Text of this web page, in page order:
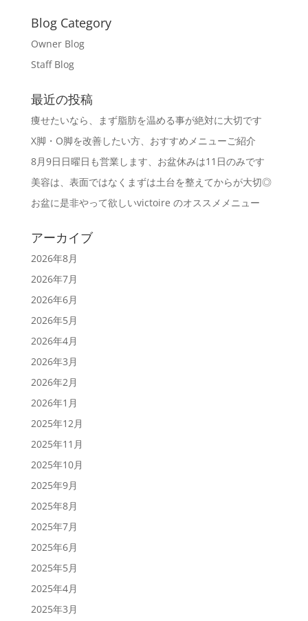
Blog Category
Owner Blog
Staff Blog
最近の投稿
痩せたいなら、まず脂肪を温める事が絶対に大切です
X脚・O脚を改善したい方、おすすめメニューご紹介
8月9日日曜日も営業します、お盆休みは11日のみです
美容は、表面ではなくまずは土台を整えてからが大切◎
お盆に是非やって欲しいvictoire のオススメメニュー
アーカイブ
2026年8月
2026年7月
2026年6月
2026年5月
2026年4月
2026年3月
2026年2月
2026年1月
2025年12月
2025年11月
2025年10月
2025年9月
2025年8月
2025年7月
2025年6月
2025年5月
2025年4月
2025年3月